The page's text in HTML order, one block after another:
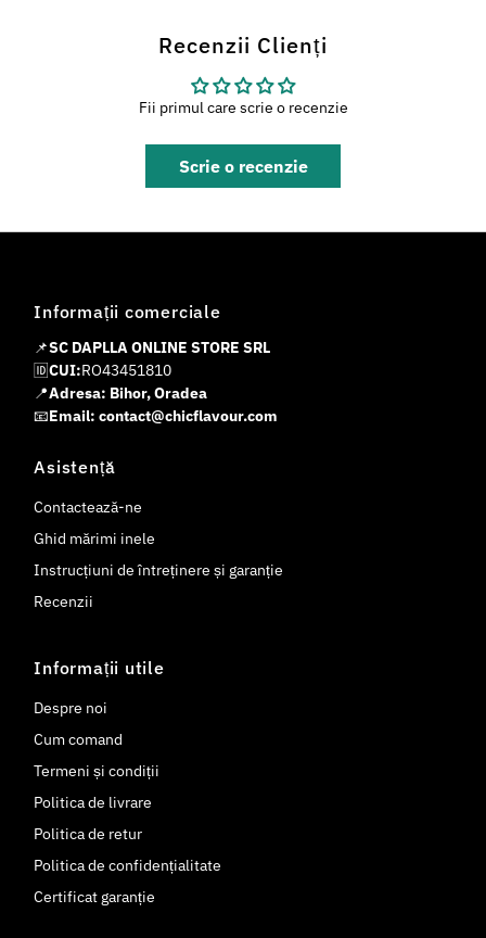
Recenzii Clienți
Fii primul care scrie o recenzie
Scrie o recenzie
Informații comerciale
📌SC DAPLLA ONLINE STORE SRL
🆔CUI:RO43451810
📍Adresa: Bihor, Oradea
📧Email: contact@chicflavour.com
Asistență
Contactează-ne
Ghid mărimi inele
Instrucțiuni de întreținere și garanție
Recenzii
Informații utile
Despre noi
Cum comand
Termeni și condiții
Politica de livrare
Politica de retur
Politica de confidențialitate
Certificat garanție